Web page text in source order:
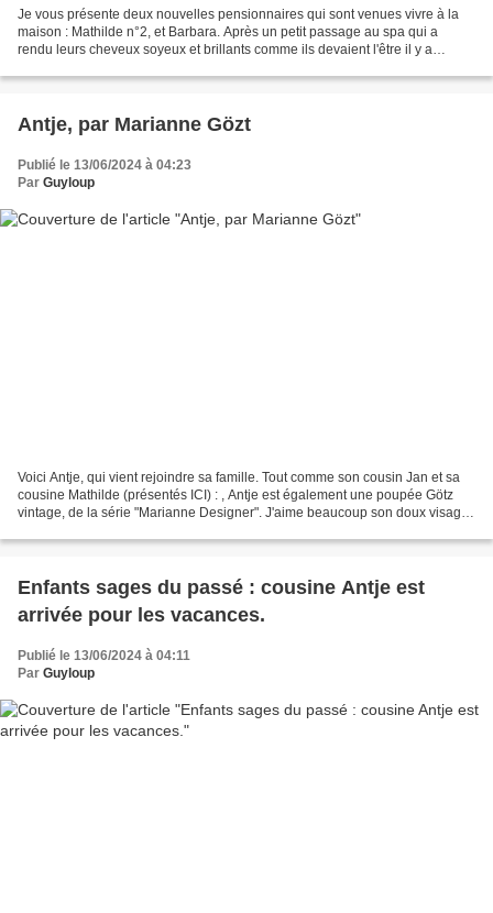
Je vous présente deux nouvelles pensionnaires qui sont venues vivre à la
maison : Mathilde n°2, et Barbara. Après un petit passage au spa qui a
rendu leurs cheveux soyeux et brillants comme ils devaient l'être il y a
Antje, par Marianne Gözt
Publié le 13/06/2024 à 04:23
Par Guyloup
Voici Antje, qui vient rejoindre sa famille. Tout comme son cousin Jan et sa
cousine Mathilde (présentés ICI) : , Antje est également une poupée Götz
vintage, de la série "Marianne Designer". J'aime beaucoup son doux visage
Enfants sages du passé : cousine Antje est
arrivée pour les vacances.
Publié le 13/06/2024 à 04:11
Par Guyloup